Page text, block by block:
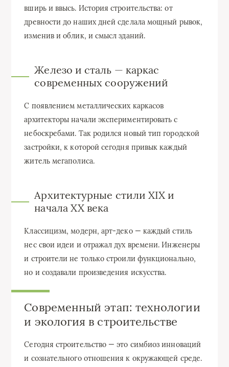
вширь и ввысь. История строительства: от
древности до наших дней сделала мощный рывок,
изменив и облик, и смысл зданий.
Железо и сталь — каркас
современных сооружений
С появлением металлических каркасов
архитекторы начали экспериментировать с
небоскребами. Так родился новый тип городской
застройки, к которой сегодня привык каждый
житель мегаполиса.
Архитектурные стили XIX и
начала XX века
Классицизм, модерн, арт-деко — каждый стиль
нес свои идеи и отражал дух времени. Инженеры
и строители не только строили функционально,
но и создавали произведения искусства.
Современный этап: технологии
и экология в строительстве
Сегодня строительство — это симбиоз инноваций
и сознательного отношения к окружающей среде.